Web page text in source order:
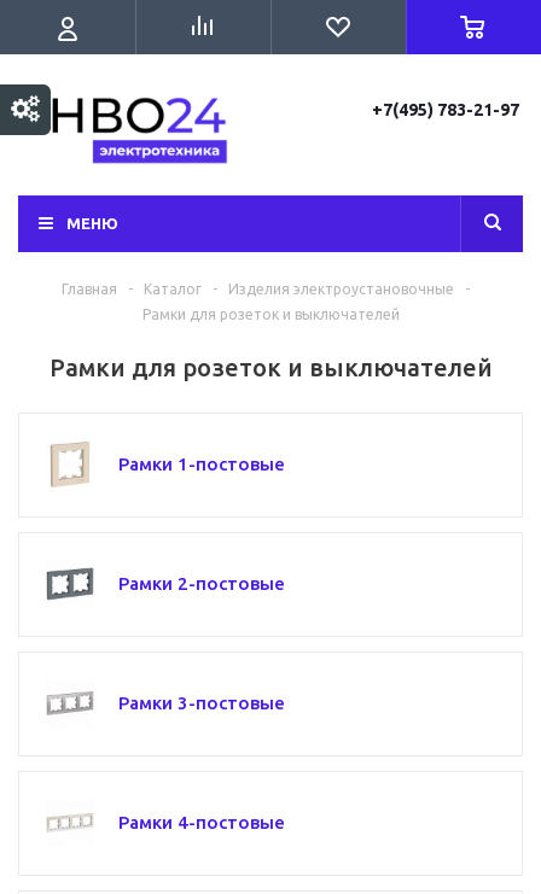
+7(495) 783-21-97
МЕНЮ
Главная - Каталог - Изделия электроустановочные
-
Рамки для розеток и выключателей
Рамки для розеток и выключателей
Рамки 1-постовые
Рамки 2-постовые
Рамки 3-постовые
Рамки 4-постовые